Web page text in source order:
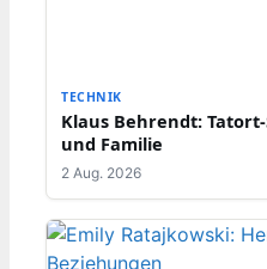
TECHNIK
Klaus Behrendt:
und Familie
2 Aug. 2026